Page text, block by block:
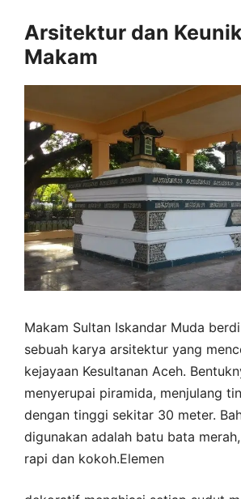
Arsitektur dan
Makam
Makam Sultan Iskandar Muda
sebuah karya arsitektur yang
kejayaan Kesultanan Aceh.
menyerupai piramida, menjulang
dengan tinggi sekitar 30 meter.
digunakan adalah batu bata
rapi dan kokoh.Elemen